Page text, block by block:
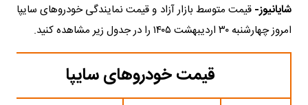
شایانیوز- قیمت متوسط بازار آزاد و قیمت نمایندگی خودرو‌های سایپا
امروز چهارشنبه ۳۰ اردیبهشت ۱۴۰۵ را در جدول زیر مشاهده کنید.
قیمت خودروهای سایپا